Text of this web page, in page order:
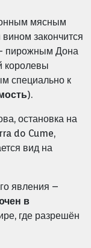
мясным
закончится
пирожным Дона
королевы
специально к
).
остановка на
do Cume,
вид на
явления –
в
где разрешён